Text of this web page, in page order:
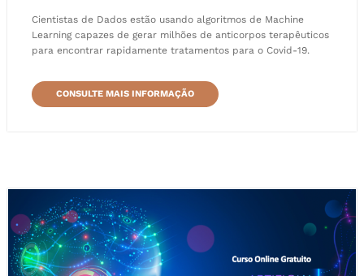
Cientistas de Dados estão usando algoritmos de Machine
Learning capazes de gerar milhões de anticorpos terapêuticos
para encontrar rapidamente tratamentos para o Covid-19.
CONSULTE MAIS INFORMAÇÃO